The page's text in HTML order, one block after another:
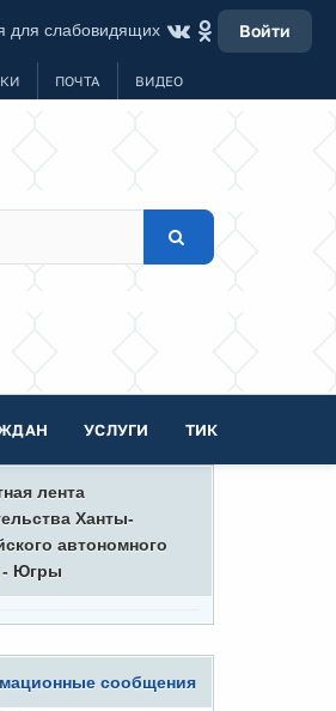
для слабовидящих Войти
ПОЧТА ВИДЕО
УСЛУГИ ТИК
лента
Ханты-
автономного
- Югры
сообщения